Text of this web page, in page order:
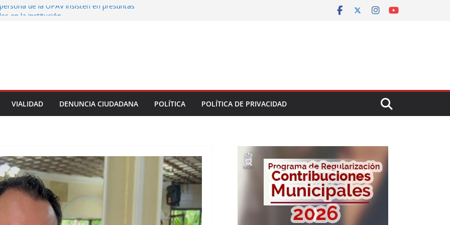
de la UPAV insisten en presuntas
de Veracruz la cultura de la prevención
municipio
VIALIDAD DENUNCIA CIUDADANA POLÍTICA POLÍTICA DE PRIVACIDAD